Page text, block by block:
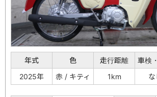
年式 色 走行距離 車検
2025年
赤 / キティ 1km な